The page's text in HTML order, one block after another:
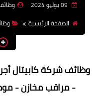
الصفحة الرئيسية
وظائف شركة كابيتال
- مراقب مخازن -